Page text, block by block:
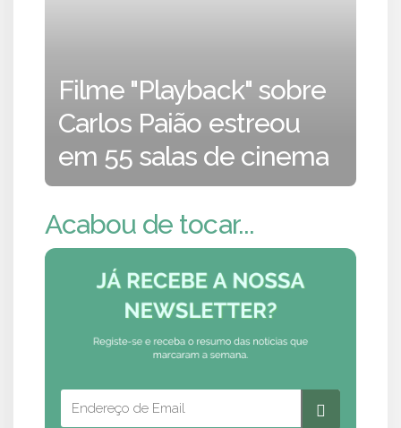
Filme "Playback" sobre
Carlos Paião estreou
em 55 salas de cinema
Acabou de tocar...